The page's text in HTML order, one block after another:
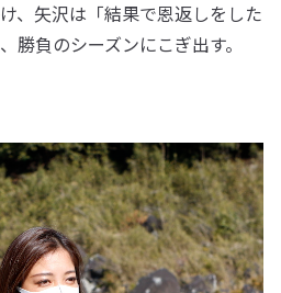
、矢沢は「結果で恩返しをした
勝負のシーズンにこぎ出す。